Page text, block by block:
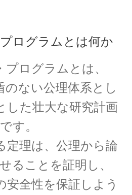
し膨張宇宙論を論じ
した】
ード・テラー
ぶ｜原爆開発推進・水爆
の父】
ログラムとは何か
ログラムとは、
のない公理体系とし
した壮大な研究計画
です。
定理は、公理から論
ることを証明し、
安全性を保証しよう